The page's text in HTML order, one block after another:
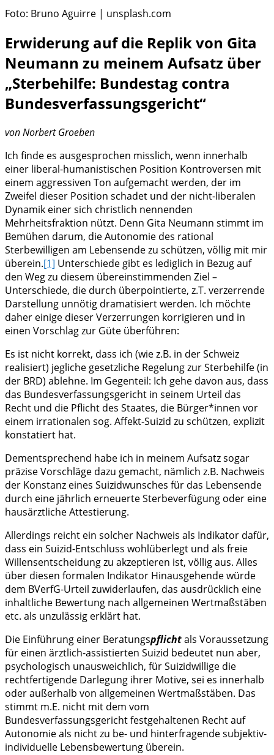
Foto: Bruno Aguirre | unsplash.com
Erwiderung auf die Replik von Gita
Neumann zu meinem Aufsatz über
„Sterbehilfe: Bundestag contra
Bundesverfassungsgericht“
vonNorbert Groeben
Ich finde es ausgesprochen misslich, wenn innerhalb
einer liberal-humanistischen Position Kontroversen mit
einem aggressiven Ton aufgemacht werden, der im
Zweifel dieser Position schadet und der nicht-liberalen
Dynamik einer sich christlich nennenden
Mehrheitsfraktion nützt. Denn Gita Neumann stimmt im
Bemühen darum, die Autonomie des rational
Sterbewilligen am Lebensende zu schützen, völlig mit mir
überein.[1] Unterschiede gibt es lediglich in Bezug auf
den Weg zu diesem übereinstimmenden Ziel –
Unterschiede, die durch überpointierte, z.T. verzerrende
Darstellung unnötig dramatisiert werden. Ich möchte
daher einige dieser Verzerrungen korrigieren und in
einen Vorschlag zur Güte überführen:
Es ist nicht korrekt, dass ich (wie z.B. in der Schweiz
realisiert) jegliche gesetzliche Regelung zur Sterbehilfe (in
der BRD) ablehne. Im Gegenteil: Ich gehe davon aus, dass
das Bundesverfassungsgericht in seinem Urteil das
Recht und die Pflicht des Staates, die Bürger*innen vor
einem irrationalen sog. Affekt-Suizid zu schützen, explizit
konstatiert hat.
Dementsprechend habe ich in meinem Aufsatz sogar
präzise Vorschläge dazu gemacht, nämlich z.B. Nachweis
der Konstanz eines Suizidwunsches für das Lebensende
durch eine jährlich erneuerte Sterbeverfügung oder eine
hausärztliche Attestierung.
Allerdings reicht ein solcher Nachweis als Indikator dafür,
dass ein Suizid-Entschluss wohlüberlegt und als freie
Willensentscheidung zu akzeptieren ist, völlig aus. Alles
über diesen formalen Indikator Hinausgehende würde
dem BVerfG-Urteil zuwiderlaufen, das ausdrücklich eine
inhaltliche Bewertung nach allgemeinen Wertmaßstäben
etc. als unzulässig erklärt hat.
Die Einführung einer Beratungspflichtals Voraussetzung
für einen ärztlich-assistierten Suizid bedeutet nun aber,
psychologisch unausweichlich, für Suizidwillige die
rechtfertigende Darlegung ihrer Motive, sei es innerhalb
oder außerhalb von allgemeinen Wertmaßstäben. Das
stimmt m.E. nicht mit dem vom
Bundesverfassungsgericht festgehaltenen Recht auf
Autonomie als nicht zu be- und hinterfragende subjektiv-
individuelle Lebensbewertung überein.